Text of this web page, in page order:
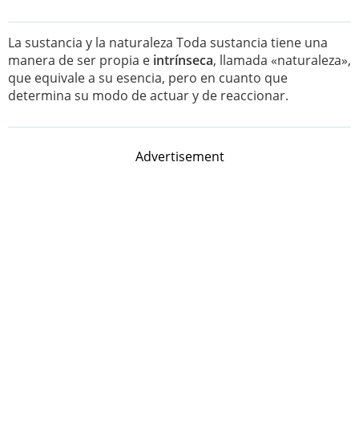
La sustancia y la naturaleza Toda sustancia tiene una
manera de ser propia e intrínseca, llamada «naturaleza»,
que equivale a su esencia, pero en cuanto que
determina su modo de actuar y de reaccionar.
Advertisement